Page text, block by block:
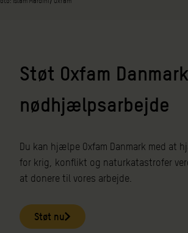
Støt Oxfam
nødhjælpsarbejde
Du kan hjælpe Oxfam Danmark med at
for krig, konflikt og naturkatastrofer
at donere til vores arbejde.
Støt nu